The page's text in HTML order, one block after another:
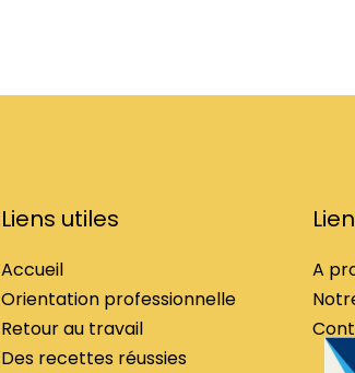
Liens utiles
Accueil
Orientation professionnelle
Retour au travail
Des recettes réussies
A